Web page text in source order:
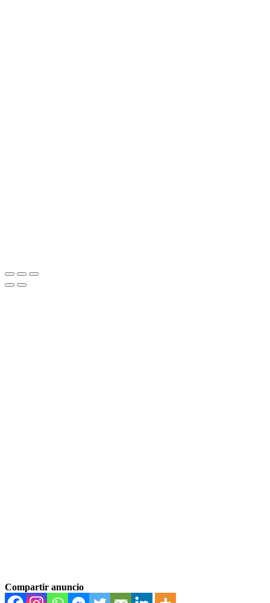
Compartir anuncio